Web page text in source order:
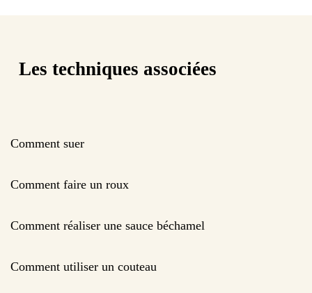
Les techniques associées
Comment suer
Comment faire un roux
Comment réaliser une sauce béchamel
Comment utiliser un couteau